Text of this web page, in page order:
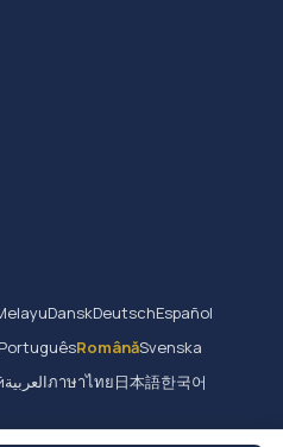
DanskDeutschEspañol
PortuguêsRomânăSvenska
العربيةภาษาไทย日本語한국어